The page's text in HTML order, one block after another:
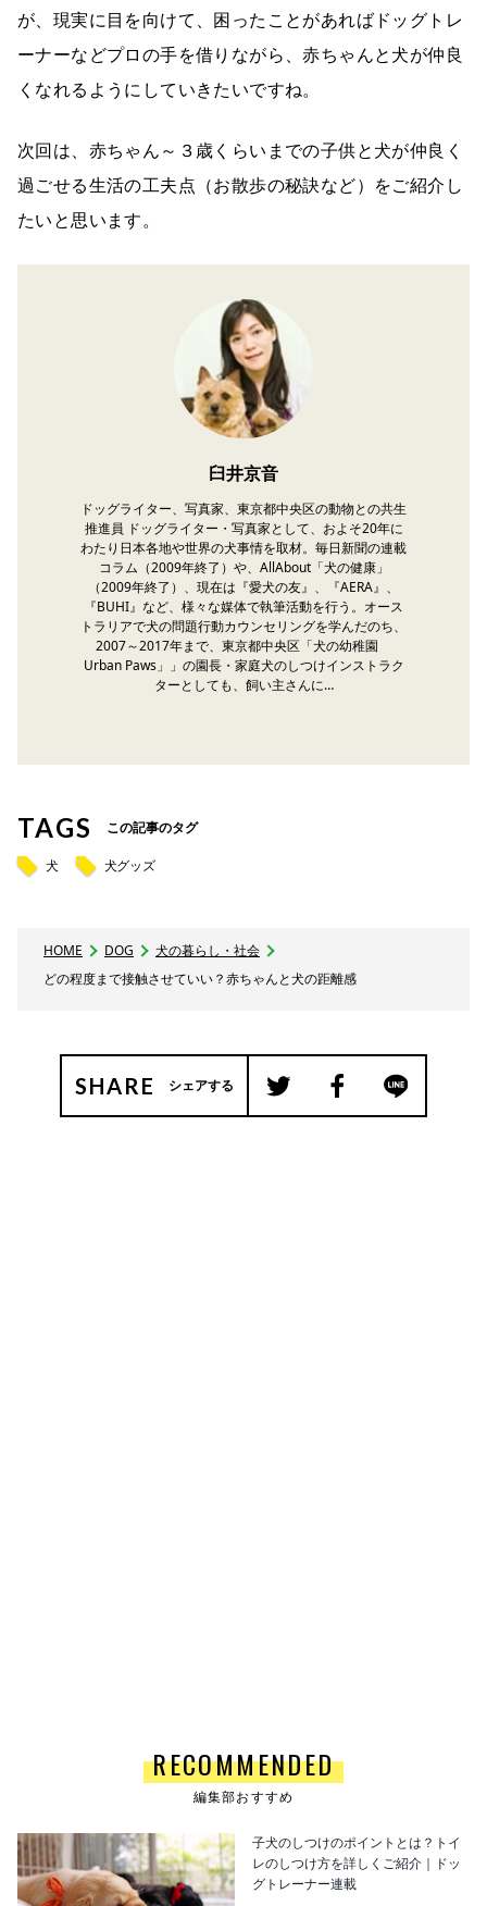
が、現実に目を向けて、困ったことがあればドッグトレ
ーナーなどプロの手を借りながら、赤ちゃんと犬が仲良
くなれるようにしていきたいですね。
次回は、赤ちゃん～３歳くらいまでの子供と犬が仲良く
過ごせる生活の工夫点（お散歩の秘訣など）をご紹介し
たいと思います。
臼井京音
ドッグライター、写真家、東京都中央区の動物との共生
推進員 ドッグライター・写真家として、およそ20年に
わたり日本各地や世界の犬事情を取材。毎日新聞の連載
コラム（2009年終了）や、AllAbout「犬の健康」
（2009年終了）、現在は『愛犬の友』、『AERA』、
『BUHI』など、様々な媒体で執筆活動を行う。オース
トラリアで犬の問題行動カウンセリングを学んだのち、
2007～2017年まで、東京都中央区「犬の幼稚園
Urban Paws」」の園長・家庭犬のしつけインストラク
ターとしても、飼い主さんに…
TAGS この記事のタグ
犬 犬グッズ
HOME DOG
犬の暮らし・社会
どの程度まで接触させていい？赤ちゃんと犬の距離感
SHARE シェアする
RECOMMENDED
編集部おすすめ
子犬のしつけのポイントとは？トイ
レのしつけ方を詳しくご紹介｜ドッ
グトレーナー連載